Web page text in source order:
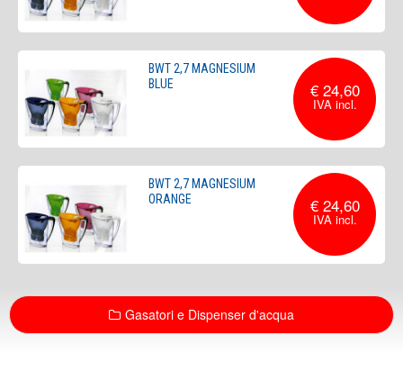
BWT 2,7 MAGNESIUM
BLUE
€ 24,60
BWT 2,7 MAGNESIUM
ORANGE
€ 24,60
Gasatori e Dispenser d'acqua